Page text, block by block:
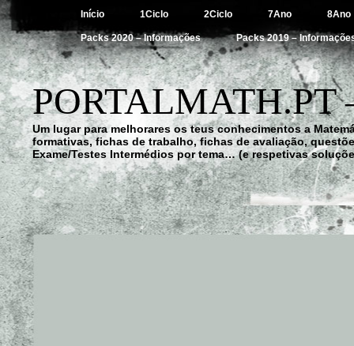
Início 1Ciclo 2Ciclo 7Ano 8Ano
Packs 2020 – Informações Packs 2019 –
Um lugar para melhorares os teus conhecimentos a
formativas, fichas de trabalho, fichas de avaliação,
Exame/Testes Intermédios por tema… (e respetivas